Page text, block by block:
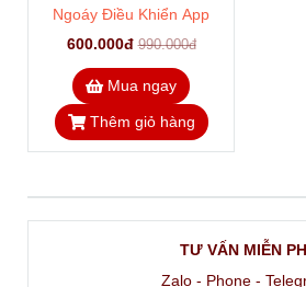
Ngoáy Điều Khiển App
600.000đ 990.000đ
Mua ngay
Thêm giỏ hàng
TƯ VẤN MIỄN
Zalo - Phone -